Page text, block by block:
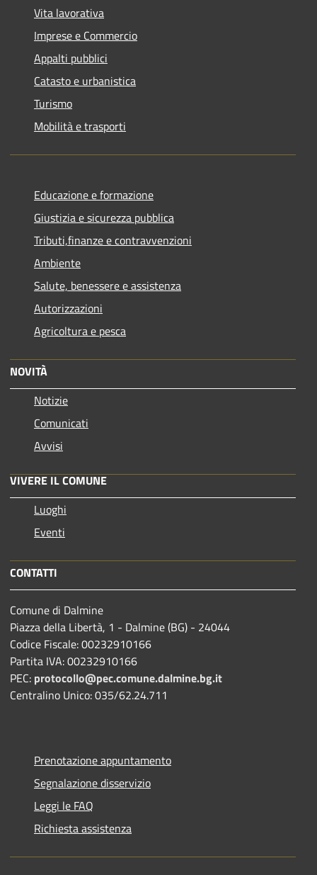
Vita lavorativa
Imprese e Commercio
Appalti pubblici
Catasto e urbanistica
Turismo
Mobilità e trasporti
Educazione e formazione
Giustizia e sicurezza pubblica
Tributi,finanze e contravvenzioni
Ambiente
Salute, benessere e assistenza
Autorizzazioni
Agricoltura e pesca
NOVITÀ
Notizie
Comunicati
Avvisi
VIVERE IL COMUNE
Luoghi
Eventi
CONTATTI
Comune di Dalmine
Piazza della Libertà, 1 - Dalmine (BG) - 24044
Codice Fiscale: 00232910166
Partita IVA: 00232910166
PEC: protocollo@pec.comune.dalmine.bg.it
Centralino Unico: 035/62.24.711
Prenotazione appuntamento
Segnalazione disservizio
Leggi le FAQ
Richiesta assistenza